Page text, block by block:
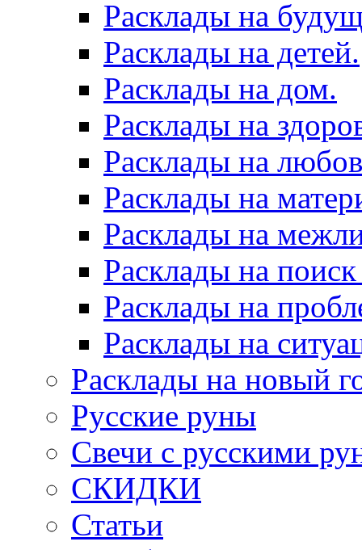
Расклады на
Расклады на детей.
Расклады на дом.
Расклады на
Расклады на
Расклады на
Расклады на
Расклады на
Расклады на
Расклады на
Расклады на новый
Русские руны
Свечи с русскими
СКИДКИ
Статьи